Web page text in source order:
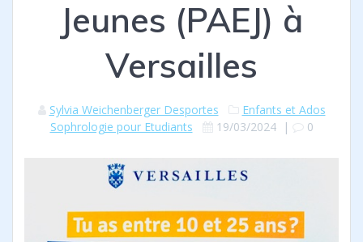
Jeunes (PAEJ) à
Versailles
Sylvia Weichenberger Desportes
Enfants et Ados
Sophrologie pour Etudiants
19/03/2024| 0